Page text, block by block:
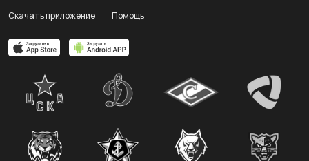
Скачать приложение
Помощь